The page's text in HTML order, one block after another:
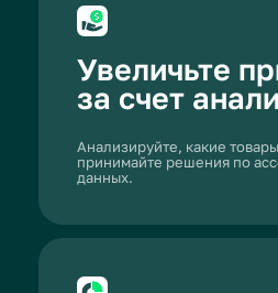
неопределенности.
Оптимизируйте
взаимодействие с
Быстрая работа с заказами и интеграция с
позволяет вам ускорить процесс продаж и
клиентский опыт.